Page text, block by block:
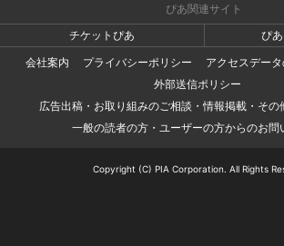
ぴあ関連サイト
チケットぴあ
ぴ
会社案内
プライバシーポリシー
アクセスデー
外部送信ポリシー
広告出稿・お取り組みのご相談・情報掲載・その
一般の読者の方・ユーザーの方からのお問
Copyright (C) PIA Corporation. All Rights